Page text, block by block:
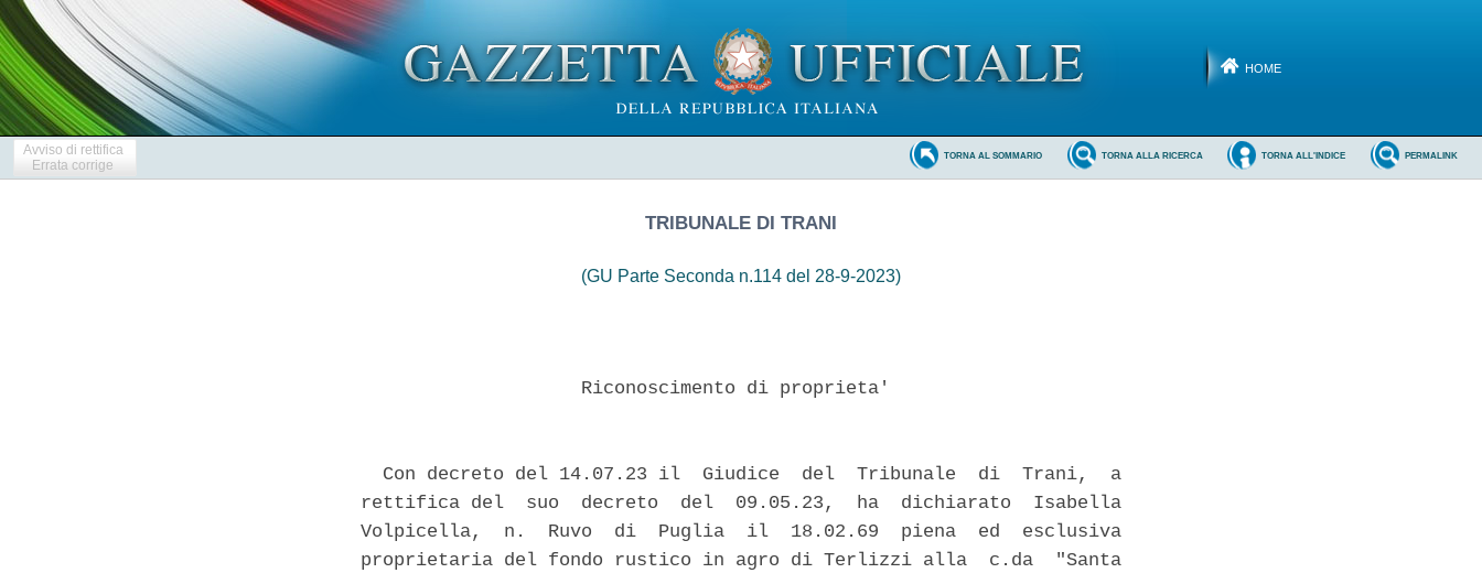
HOME
Avviso di rettifica
Errata corrige
PERMALINK
TORNA ALL'INDICE
TORNA ALLA RICERCA
TORNA AL SOMMARIO
TRIBUNALE DI TRANI
(GU Parte Seconda n.114 del 28-9-2023)
                    Riconoscimento di proprieta'
  Con decreto del 14.07.23 il  Giudice  del  Tribunale  di  Trani,  a
rettifica del  suo  decreto  del  09.05.23,  ha  dichiarato  Isabella
Volpicella,  n.  Ruvo  di  Puglia  il  18.02.69  piena  ed  esclusiva
proprietaria del fondo rustico in agro di Terlizzi alla  c.da  "Santa